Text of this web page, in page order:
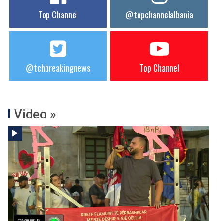
Top Channel @topchannelalbania
@tchbreakingnews Top Channel
Video »